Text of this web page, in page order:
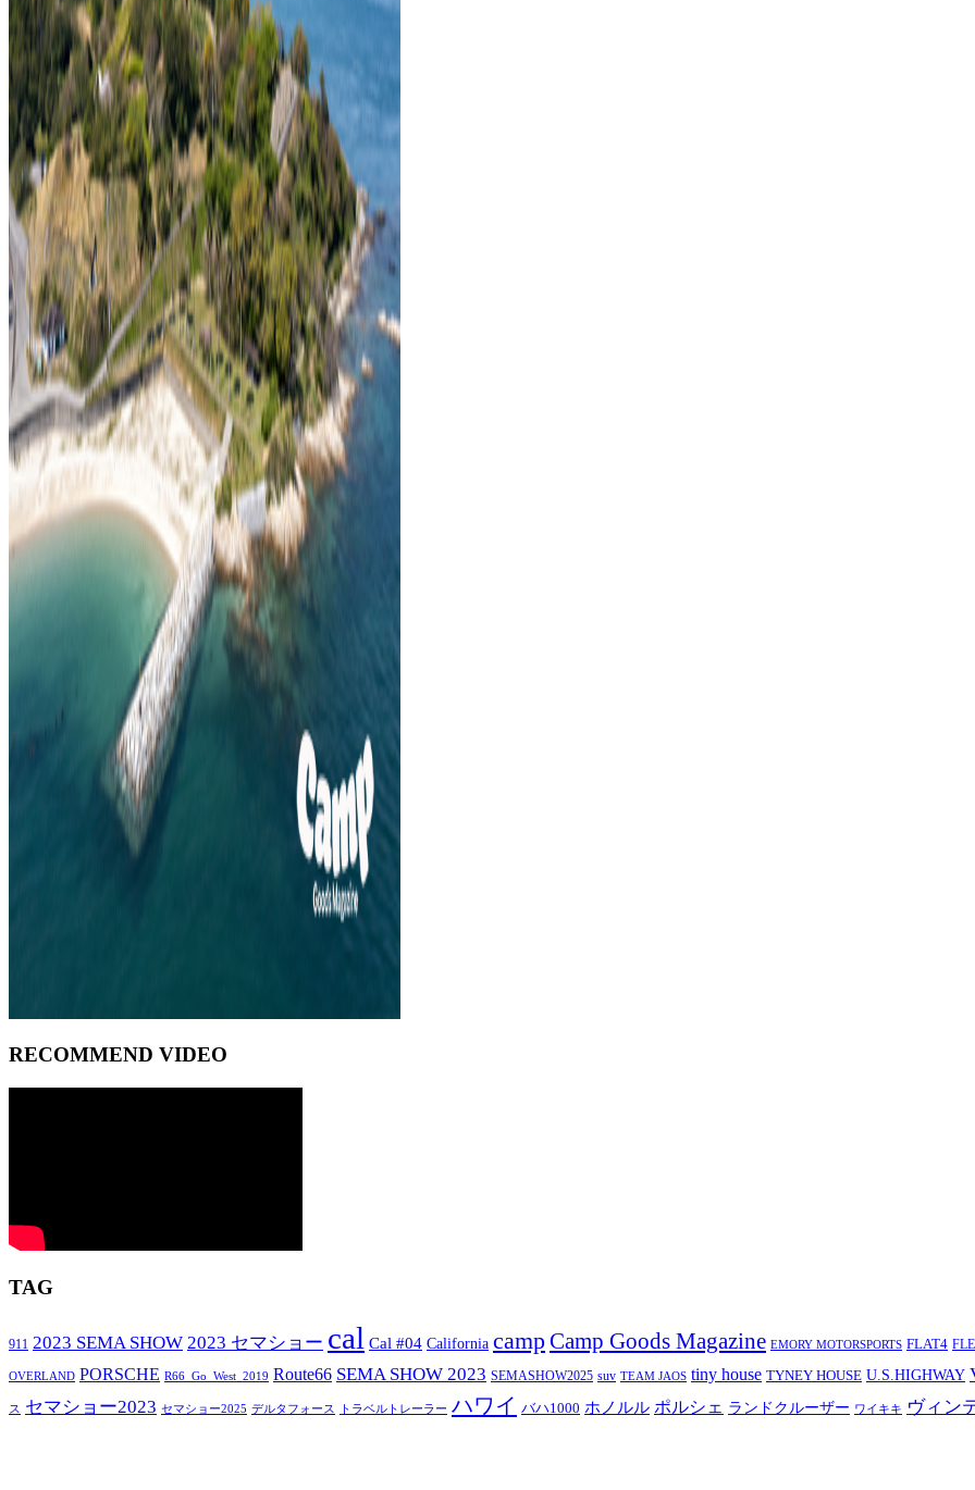
RECOMMEND VIDEO
TAG
911 2023 SEMA SHOW 2023 セマショー cal Cal #04 California campCamp Goods Magazine EMORY MOTORSPORTS FLAT4
OVERLAND PORSCHE R66_Go_West_2019 Route66 SEMA SHOW 2023 SEMASHOW2025 suv TEAM JAOS tiny house TYNEY HOUSE U.S.HIGHWAY
ス セマショー2023 セマショー2025 デルタフォース トラベルトレーラー ハワイ バハ1000 ホノルル ポルシェ ランドクルーザー ワイキキ ヴィン